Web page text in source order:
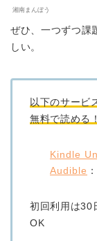
湘南まんぼう
ぜひ、一つずつ課
しい。
以下のサービ
無料で読める！
Kindle
Audible
初回利用は30
OK